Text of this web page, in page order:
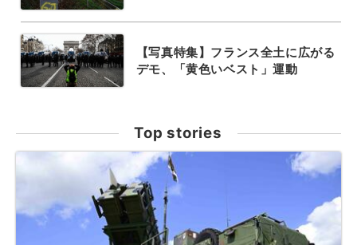
【写真特集】フランス全土に広がる
デモ、「黄色いベスト」運動
Top stories